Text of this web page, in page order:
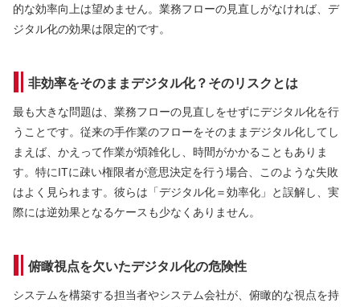
的な効率向上は望めません。業務フローの見直しがなければ、デ
ジタル化の効果は限定的です。
非効率をそのままデジタル化？そのリスクとは
最も大きな問題は、業務フローの見直しをせずにデジタル化を行
うことです。従来の手作業のフローをそのままデジタル化してし
まえば、かえって作業が煩雑化し、時間がかかることもありま
す。特にITに疎い権限者が意思決定を行う場合、このような失敗
はよく見られます。彼らは「デジタル化＝効率化」と誤解し、実
際には逆効果となるケースも少なくありません。
俯瞰視点を欠いたデジタル化の危険性
システムを構築する担当者やシステム会社が、俯瞰的な視点を持